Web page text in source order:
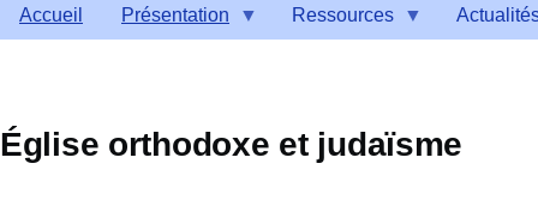
Accueil Présentation Ressources
Église orthodoxe et judaïsme